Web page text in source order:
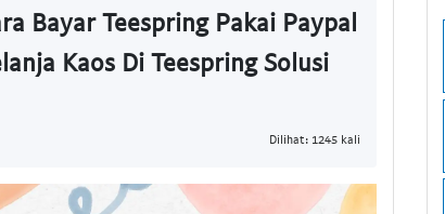
Bayar Teespring Pakai Paypal
Kaos Di Teespring Solusi
Dilihat: 1245 kali